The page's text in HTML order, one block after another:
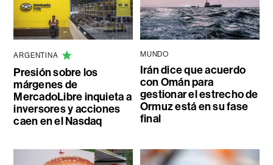
ARGENTINA
Presión sobre los
márgenes de
MercadoLibre inquieta a
inversores y acciones
caen en el Nasdaq
MUNDO
Irán dice que acuerdo
con Omán para
gestionar el estrecho de
Ormuz está en su fase
final